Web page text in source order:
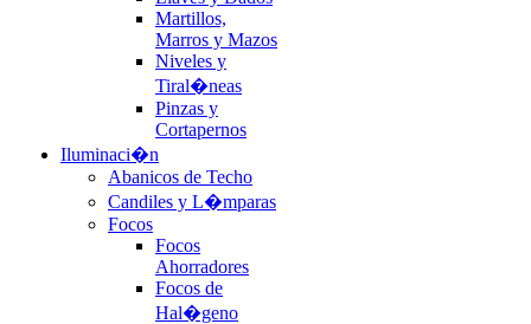
Martillos,
Marros y Mazos
Niveles y
Tiral�neas
Pinzas y
Cortapernos
Iluminaci�n
Abanicos de Techo
Candiles y L�mparas
Focos
Focos
Ahorradores
Focos de
Hal�geno